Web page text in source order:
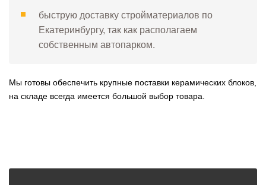
быструю доставку стройматериалов по
Екатеринбургу, так как располагаем
собственным автопарком.
Мы готовы обеспечить крупные поставки керамических блоков,
на складе всегда имеется большой выбор товара.